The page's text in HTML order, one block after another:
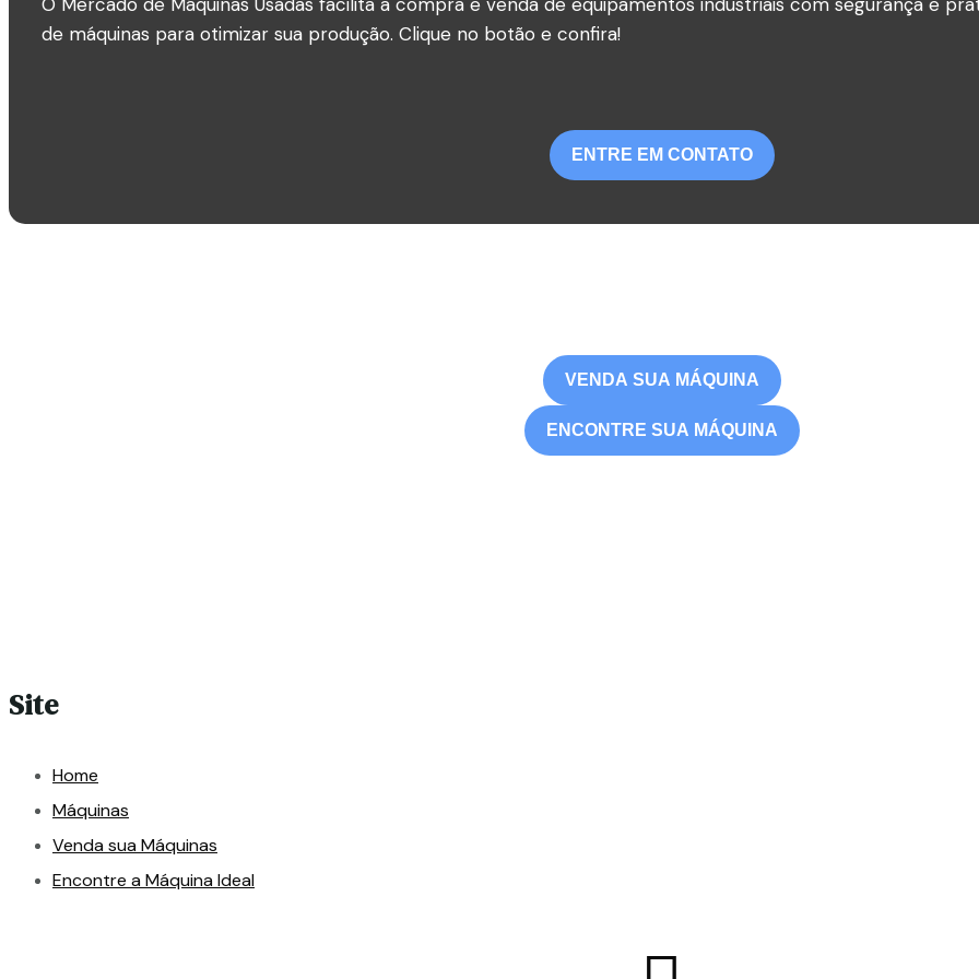
de máquinas para otimizar sua produção. Clique no botão e confira!
ENTRE EM CONTATO
VENDA SUA MÁQUINA
ENCONTRE SUA MÁQUINA
Site
Home
Máquinas
Venda sua Máquinas
Encontre a Máquina Ideal